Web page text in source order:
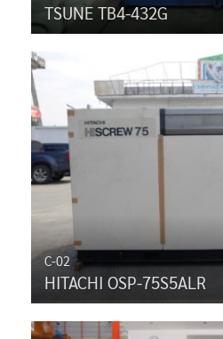
TSUNE TB4-432G
C-02
HITACHI OSP-75S5ALR